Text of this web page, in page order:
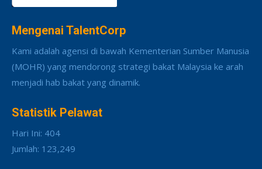
Mengenai TalentCorp
Kami adalah agensi di bawah Kementerian Sumber Manusia
(MOHR) yang mendorong strategi bakat Malaysia ke arah
menjadi hab bakat yang dinamik.
Statistik Pelawat
Hari Ini: 404
Jumlah: 123,249